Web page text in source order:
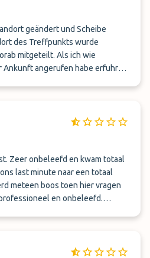
geändert und Scheibe
mitgeteilt. Als ich wie
Ankunft angerufen habe erfuhr
quer durch Düsseldorf fahren.
vom Urlaub wurde mir mein
zurück gegeben. Das
am Treffpunkt passiert in der
Auto zeigte knapp 15
es wohl am angeblich
Zeer onbeleefd en kwam totaal
last minute naar een totaal
meteen boos toen hier vragen
en onbeleefd.